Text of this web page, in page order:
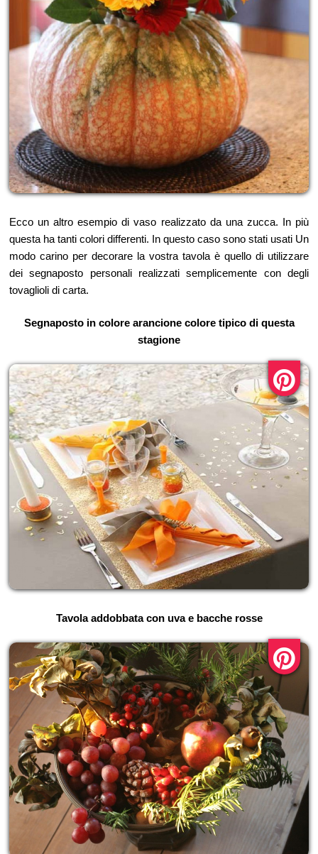
Ecco un altro esempio di vaso realizzato da una zucca. In più
questa ha tanti colori differenti. In questo caso sono stati usati Un
modo carino per decorare la vostra tavola è quello di utilizzare
dei segnaposto personali realizzati semplicemente con degli
tovaglioli di carta.
Segnaposto in colore arancione colore tipico di questa
stagione
Tavola addobbata con uva e bacche rosse